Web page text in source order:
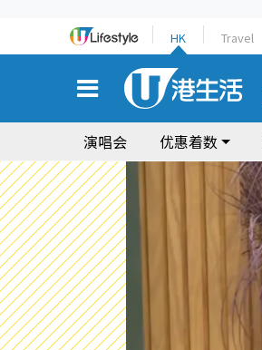
HK Travel
演唱会 优惠着数